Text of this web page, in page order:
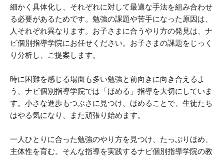
細かく具体化し、それぞれに対して最適な手法を組み合わせ
る必要があるためです。勉強の課題や苦手になった原因は、
人それぞれ異なります。お子さまに合うやり方の発見は、ナ
ビ個別指導学院にお任せください。お子さまの課題をじっく
り分析し、ご提案します。
時に困難を感じる場面も多い勉強と前向きに向き合えるよ
う、ナビ個別指導学院では「ほめる」指導を大切にしていま
す。小さな進歩もつぶさに見つけ、ほめることで、生徒たち
はやる気になり、また頑張り始めます。
一人ひとりに合った勉強のやり方を見つけ、たっぷりほめ、
主体性を育む。そんな指導を実践するナビ個別指導学院の教